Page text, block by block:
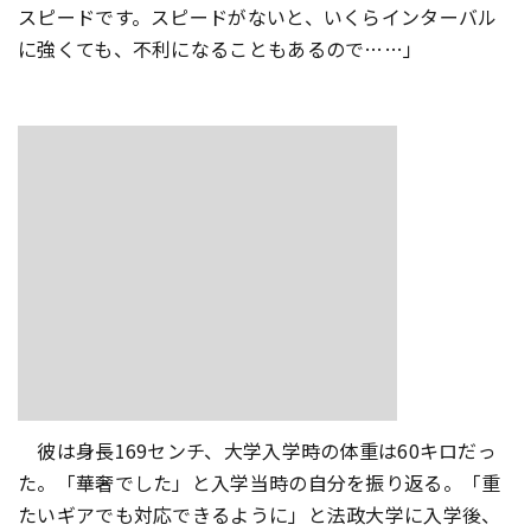
スピードです。スピードがないと、いくらインターバル
に強くても、不利になることもあるので……」
彼は身長169センチ、大学入学時の体重は60キロだっ
た。「華奢でした」と入学当時の自分を振り返る。「重
たいギアでも対応できるように」と法政大学に入学後、